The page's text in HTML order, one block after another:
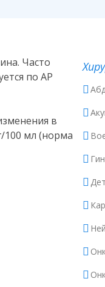
Часто
по АР
в
100 мл (норма